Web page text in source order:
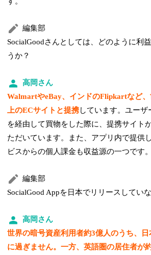
編集部
SocialGoodさんとしては、どのように利
うか？
高岡さん
WalmartやeBay、インドのFlipkartなど
上のECサイトと提携しています。ユーザ
を経由して買物をした際に、提携サイト
ただいています。また、アプリ内で提供
ビスからの個人課金も収益源の一つです。
編集部
SocialGood Appを日本でリリースしてい
高岡さん
世界の暗号資産利用者約3億人のうち、
に過ぎません。一方、英語圏の居住者が